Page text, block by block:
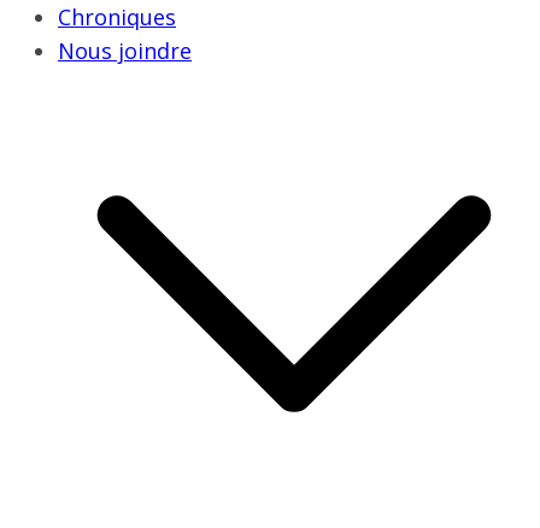
Chroniques
Nous joindre